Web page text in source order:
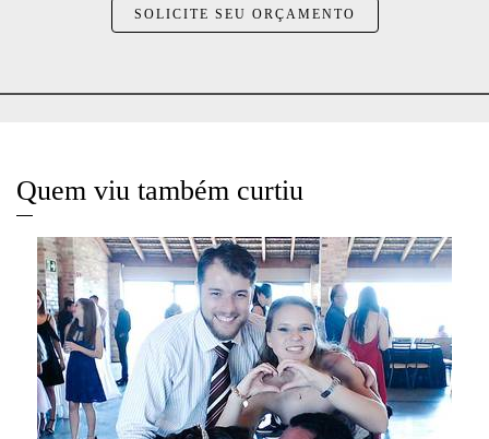
SOLICITE SEU ORÇAMENTO
Quem viu também curtiu